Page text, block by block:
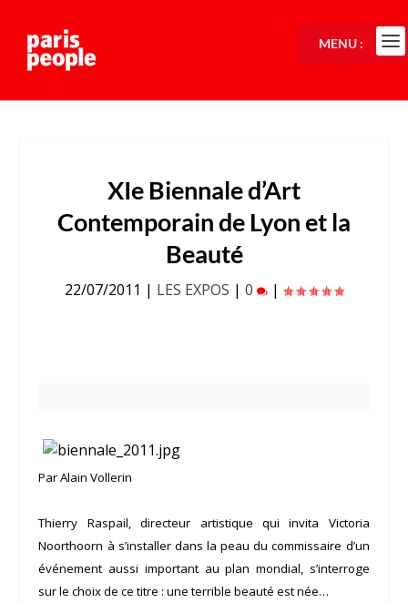
XIe Biennale d’Art
Contemporain de Lyon et la
Beauté
22/07/2011 | LES EXPOS | 0 |
Par Alain Vollerin
Thierry Raspail, directeur artistique qui invita Victoria
Noorthoorn à s’installer dans la peau du commissaire d’un
événement aussi important au plan mondial, s’interroge
sur le choix de ce titre : une terrible beauté est née…
MENU :